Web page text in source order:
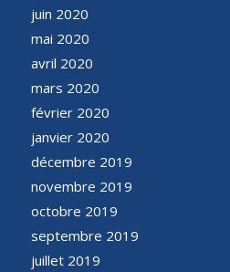
juin 2020
mai 2020
avril 2020
mars 2020
février 2020
janvier 2020
décembre 2019
novembre 2019
octobre 2019
septembre 2019
juillet 2019